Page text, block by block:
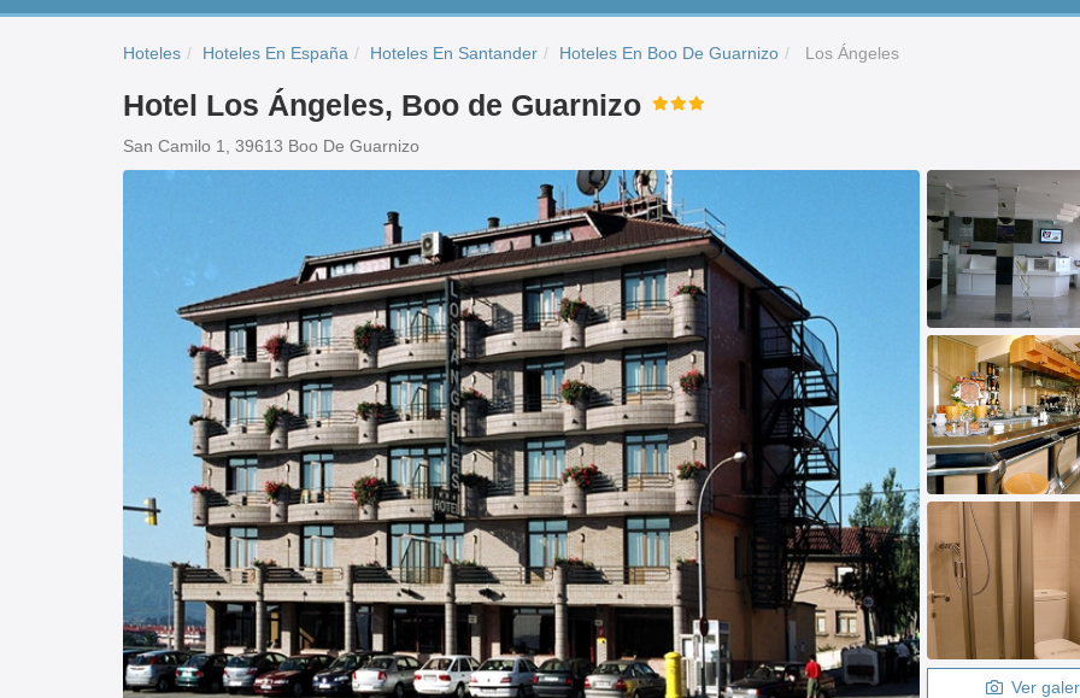
Hoteles Hoteles En España Hoteles En Santander Hoteles En Boo De Guarnizo Los Ángeles
Hotel Los Ángeles, Boo de Guarnizo
San Camilo 1, 39613 Boo De Guarnizo
Ver